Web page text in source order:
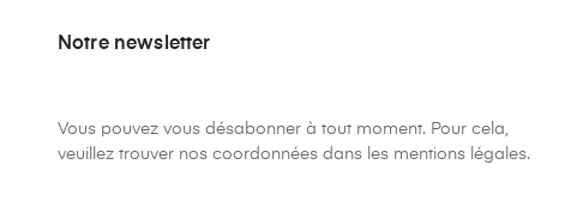
Notre newsletter
Vous pouvez vous désabonner à tout moment. Pour cela,
veuillez trouver nos coordonnées dans les mentions légales.